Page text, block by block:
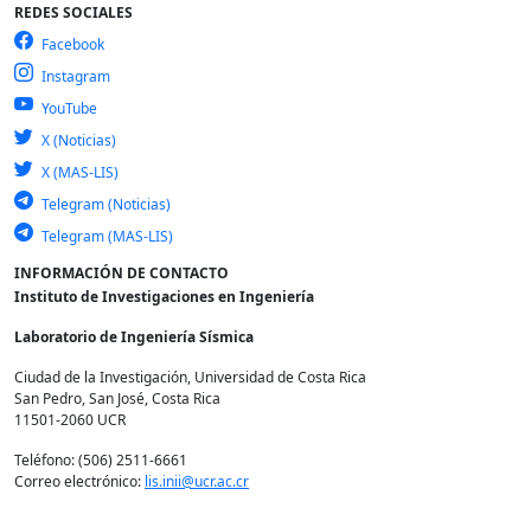
REDES SOCIALES
Facebook
Instagram
YouTube
X (Noticias)
X (MAS-LIS)
Telegram (Noticias)
Telegram (MAS-LIS)
INFORMACIÓN DE CONTACTO
Instituto de Investigaciones en Ingeniería
Laboratorio de Ingeniería Sísmica
Ciudad de la Investigación, Universidad de Costa Rica
San Pedro, San José, Costa Rica
11501-2060 UCR
Teléfono: (506) 2511-6661
Correo electrónico: lis.inii@ucr.ac.cr